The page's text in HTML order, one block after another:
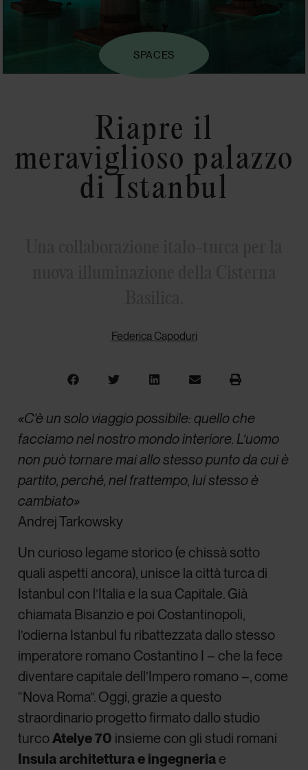
SPACES
Riapre il
meraviglioso palazzo
di Istanbul
Federica Capoduri
«C’è un solo viaggio possibile: quello che
facciamo nel nostro mondo interiore. L’uomo
non può tornare mai allo stesso punto da cui è
partito, perché, nel frattempo, lui stesso è
cambiato»
Andrej Tarkowsky
Un curioso legame storico (e chissà sotto
quali aspetti ancora), unisce la città turca di
Istanbul con l’Italia e la sua Capitale. Già
chiamata Bisanzio e poi Costantinopoli,
l’odierna Istanbul fu ribattezzata dallo stesso
imperatore romano Costantino I – che la fece
diventare capitale dell’Impero romano –, come
“Nova Roma”. Oggi, grazie a questo
straordinario progetto firmato dallo studio
turcoAtelye 70 insieme con gli studi romani
Insula architetturae ingegneria e